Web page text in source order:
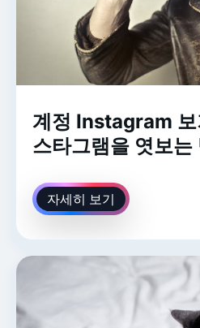
계정 Instagram 보
스타그램을 엿보는
자세히 보기